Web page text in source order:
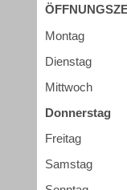
Montag
Dienstag
Mittwoch
Donnerstag
Freitag
Samstag